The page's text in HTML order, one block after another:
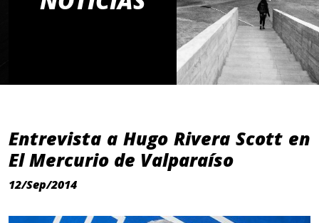
Entrevista a Hugo Rivera Scott en
El Mercurio de Valparaíso
12/Sep/2014